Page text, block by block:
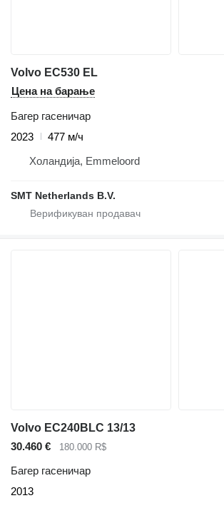
Volvo EC530 EL
Цена на барање
Багер гасеничар
2023
477 м/ч
Холандија, Emmeloord
SMT Netherlands B.V.
Volvo EC240BLC 13/13
30.460 €
180.000 R$
Багер гасеничар
2013